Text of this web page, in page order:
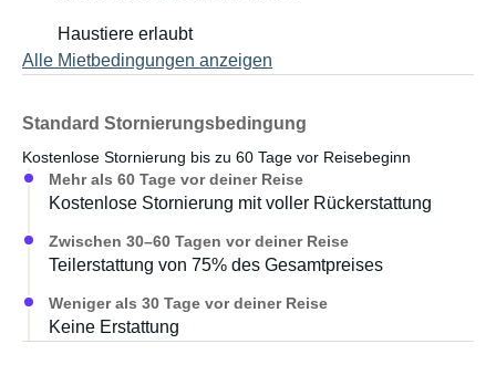
Haustiere erlaubt
Alle Mietbedingungen anzeigen
Standard Stornierungsbedingung
Kostenlose Stornierung bis zu 60 Tage vor Reisebeginn
Mehr als 60 Tage vor deiner Reise
Kostenlose Stornierung mit voller Rückerstattung
Zwischen 30–60 Tagen vor deiner Reise
Teilerstattung von 75% des Gesamtpreises
Weniger als 30 Tage vor deiner Reise
Keine Erstattung